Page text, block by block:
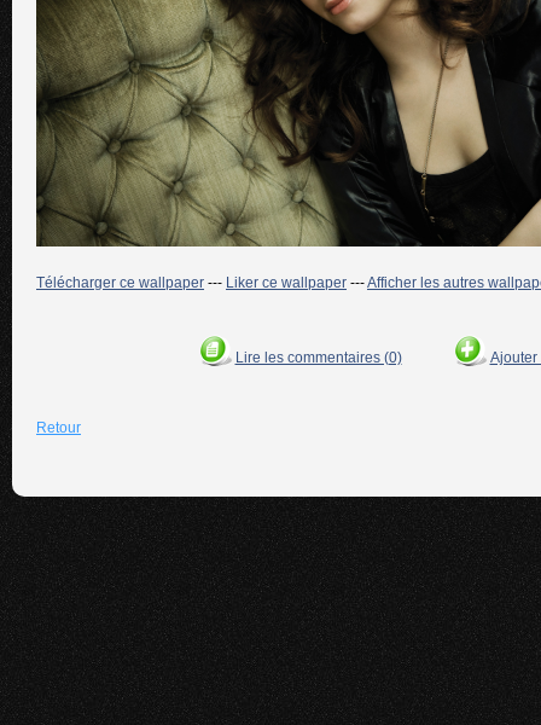
Télécharger ce wallpaper --- Liker ce wallpaper ---Afficher les autres
Lire les commentaires (0) Ajouter
Retour